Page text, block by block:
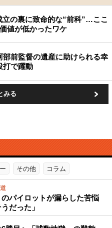
立の裏に致命的な“前科”…ここ
値が低かったワケ
部前監督の遺産に助けられる幸
打で躍動
みる
その他 コラム
パイロットが漏らした苦悩
だった」